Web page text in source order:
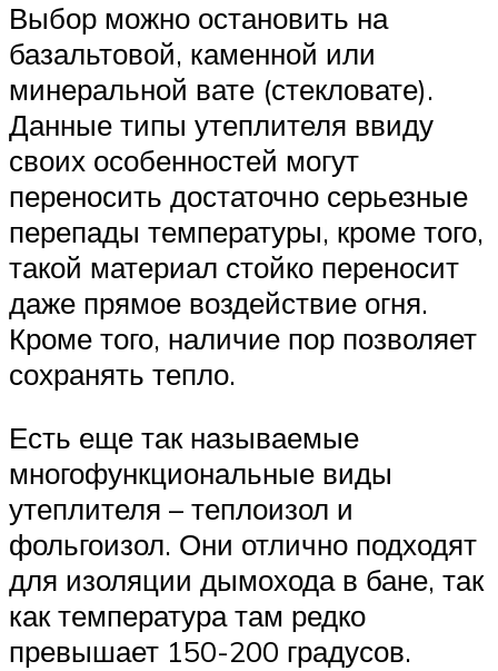
Выбор можно остановить на
базальтовой, каменной или
минеральной вате (стекловате).
Данные типы утеплителя ввиду
своих особенностей могут
переносить достаточно серьезные
перепады температуры, кроме того,
такой материал стойко переносит
даже прямое воздействие огня.
Кроме того, наличие пор позволяет
сохранять тепло.
Есть еще так называемые
многофункциональные виды
утеплителя – теплоизол и
фольгоизол. Они отлично подходят
для изоляции дымохода в бане, так
как температура там редко
превышает 150-200 градусов.